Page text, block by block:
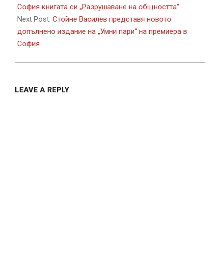
16
София книгата си „Разрушаване на общността“
Next Post: Стойне Василев представя новото
допълнено издание на „Умни пари“ на премиера в
София
LEAVE A REPLY